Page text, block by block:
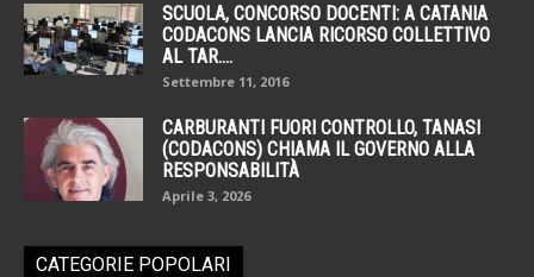
SCUOLA, CONCORSO DOCENTI: A CATANIA
CODACONS LANCIA RICORSO COLLETTIVO
AL TAR....
Settembre 11, 2016
CARBURANTI FUORI CONTROLLO, TANASI
(CODACONS) CHIAMA IL GOVERNO ALLA
RESPONSABILITÀ
Aprile 3, 2026
CATEGORIE POPOLARI